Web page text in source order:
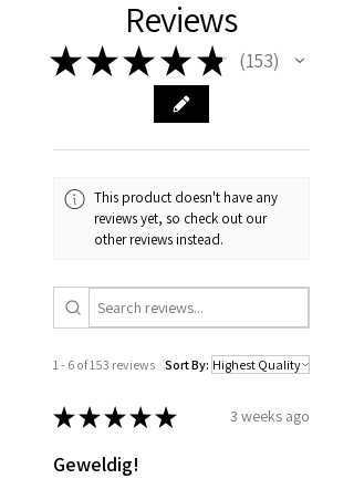
Reviews
★★★ ★ ★ 153
153
This product doesn't have any
reviews yet, so check out our
other reviews instead.
1 - 6 of 153 reviews Sort By:
★★★★★ 3 weeks ago
Geweldig!